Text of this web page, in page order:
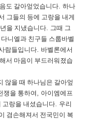
도 갈아엎었습니다.하나
그들의 등에 고랑을 내게
년을 지냈습니다. 그때 그
다니엘과 친구들 스룹바벨
람들입니다. 바벨론에서
서 마음이 부드러워졌습
않을 때 하나님은 갈아엎
쟁을 통하여, 아이엠에프
고랑을 내셨습니다. 우리
겸손해져서 전국민이 복